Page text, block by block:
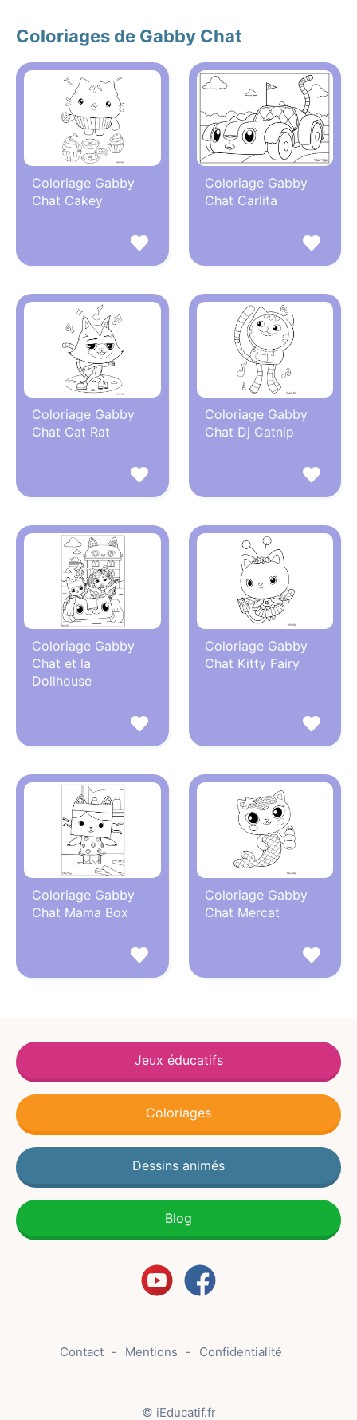
Coloriages de Gabby Chat
Coloriage Gabby
Chat Cakey
Coloriage Gabby
Chat Carlita
Coloriage Gabby
Chat Cat Rat
Coloriage Gabby
Chat Dj Catnip
Coloriage Gabby
Chat et la
Dollhouse
Coloriage Gabby
Chat Kitty Fairy
Coloriage Gabby
Chat Mama Box
Coloriage Gabby
Chat Mercat
Jeux éducatifs
Coloriages
Dessins animés
Blog
Contact Mentions Confidentialité
© iEducatif.fr